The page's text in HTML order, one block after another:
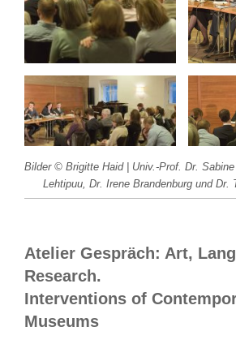
Bilder © Brigitte Haid | Univ.-Prof. Dr.
Lehtipuu, Dr. Irene Brandenburg und Dr.
Atelier Gespräch: Art,
Research.
Interventions of
Museums